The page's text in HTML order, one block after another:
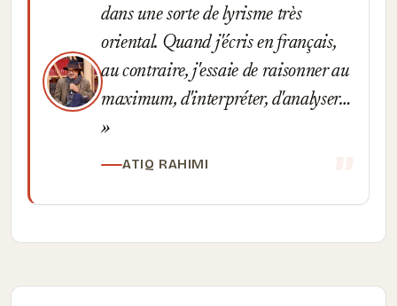
dans une sorte de lyrisme très
oriental. Quand j'écris en français,
au contraire, j'essaie de raisonner au
maximum, d'interpréter, d'analyser…
ATIQ RAHIMI